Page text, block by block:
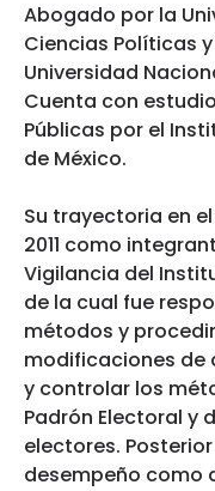
Abogado por la
Ciencias Políticas
Universidad
Cuenta con
Públicas por el
de México.
Su trayectoria en
2011 como
Vigilancia del
de la cual fue
métodos y
modificaciones de
y controlar los
Padrón Electoral y
electores.
desempeño como